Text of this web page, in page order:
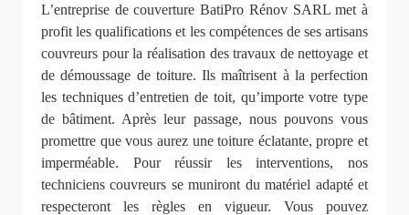
L’entreprise de couverture BatiPro Rénov SARL met à
profit les qualifications et les compétences de ses artisans
couvreurs pour la réalisation des travaux de nettoyage et
de démoussage de toiture. Ils maîtrisent à la perfection
les techniques d’entretien de toit, qu’importe votre type
de bâtiment. Après leur passage, nous pouvons vous
promettre que vous aurez une toiture éclatante, propre et
imperméable. Pour réussir les interventions, nos
techniciens couvreurs se muniront du matériel adapté et
respecteront les règles en vigueur. Vous pouvez